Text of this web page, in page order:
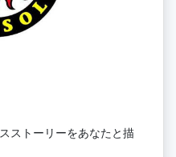
ストーリーをあなたと描